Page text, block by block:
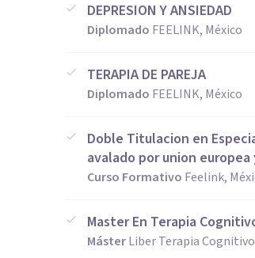
DEPRESION Y ANSIEDAD
Diplomado FEELINK, México
TERAPIA DE PAREJA
Diplomado FEELINK, México
Doble Titulacion en
avalado por union europea
Curso Formativo Feelink,
Master En Terapia
MásterLiber Terapia